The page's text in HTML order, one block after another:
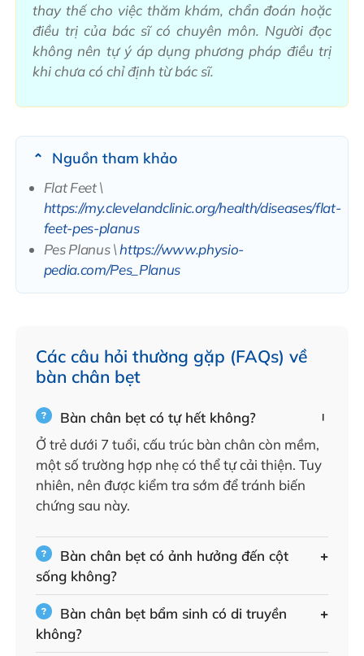
thay thế cho việc thăm khám, chẩn đoán hoặc
điều trị của bác sĩ có chuyên môn. Người đọc
không nên tự ý áp dụng phương pháp điều trị
khi chưa có chỉ định từ bác sĩ.
Nguồn tham khảo
Flat Feet \
https://my.clevelandclinic.org/health/diseases/flat-
feet-pes-planus
Pes Planus \https://www.physio-
pedia.com/Pes_Planus
Các câu hỏi thường gặp (FAQs) về
bàn chân bẹt
Bàn chân bẹt có tự hết không?
Ở trẻ dưới 7 tuổi, cấu trúc bàn chân còn mềm,
một số trường hợp nhẹ có thể tự cải thiện. Tuy
nhiên, nên được kiểm tra sớm để tránh biến
chứng sau này.
Bàn chân bẹt có ảnh hưởng đến cột
sống không?
Bàn chân bẹt bẩm sinh có di truyền
không?